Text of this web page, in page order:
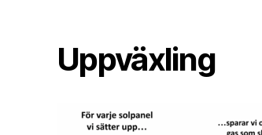
Uppväxling